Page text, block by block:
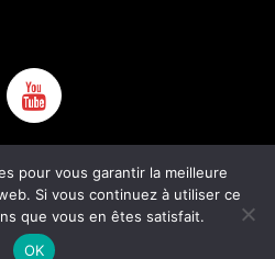
Site Non Officiel
pour vous garantir la meilleure
Si vous continuez à utiliser ce
que vous en êtes satisfait.
OK